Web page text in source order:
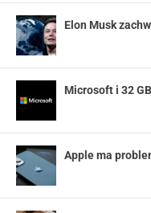
Elon Musk
Microsoft i 32
Apple ma